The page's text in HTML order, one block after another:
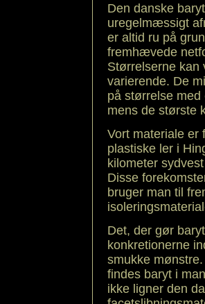
Den danske
uregelmæssigt
er altid ru på
fremhævede
Størrelserne
varierende. De
på størrelse med
mens de største
Vort materiale er
plastiske ler i
kilometer
Disse
bruger man til
Det, der gør
konkretionerne
smukke
findes baryt i
ikke ligner den